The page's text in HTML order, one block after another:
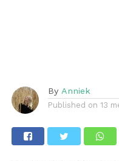
By Anniek
Published on 13